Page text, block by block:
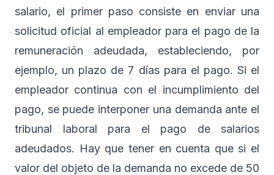
salario, el primer paso consiste en enviar una
solicitud oficial al empleador para el pago de la
remuneración adeudada, estableciendo, por
ejemplo, un plazo de 7 días para el pago. Si el
empleador continua con el incumplimiento del
pago, se puede interponer una demanda ante el
tribunal laboral para el pago de salarios
adeudados. Hay que tener en cuenta que si el
valor del objeto de la demanda no excede de 50